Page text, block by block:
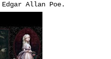
Allan Poe.